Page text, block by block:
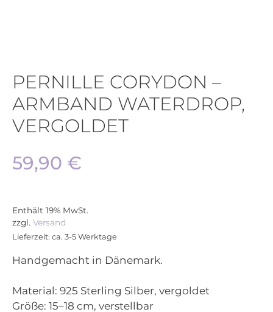
PERNILLE CORYDON –
ARMBAND WATERDROP,
VERGOLDET
59,90 €
Enthält 19% MwSt.
zzgl. Versand
Lieferzeit: ca. 3-5 Werktage
Handgemacht in Dänemark.
Material: 925 Sterling Silber, vergoldet
Größe: 15–18 cm, verstellbar